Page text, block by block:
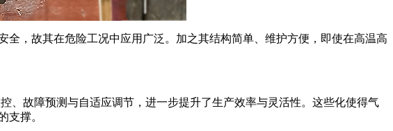
，故其在危险工况中应用广泛。加之其结构简单、维护方便，即使在高温高
、故障预测与自适应调节，进一步提升了生产效率与灵活性。这些化使得气
支撑。